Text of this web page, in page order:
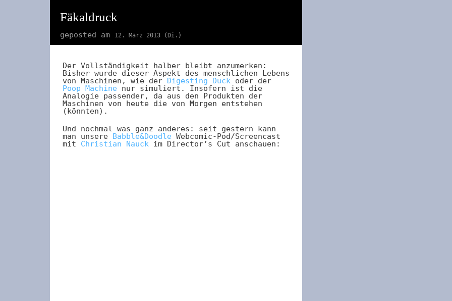
Fäkaldruck
geposted am 12. März 2013 (Di.)
Der Vollständigkeit halber bleibt anzumerken:
Bisher wurde dieser Aspekt des menschlichen Lebens
von Maschinen, wie der Digesting Duck oder der
Poop Machine nur simuliert. Insofern ist die
Analogie passender, da aus den Produkten der
Maschinen von heute die von Morgen entstehen
(könnten).
Und nochmal was ganz anderes: seit gestern kann
man unsere Babble&Doodle Webcomic-Pod/Screencast
mit Christian Nauck im Director’s Cut anschauen: